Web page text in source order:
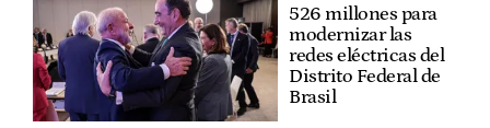
526 millones para
modernizar las
redes eléctricas del
Distrito Federal de
Brasil